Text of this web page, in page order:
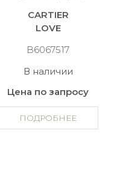
CARTIER
LOVE
B6067517
В наличии
Цена по запросу
ПОДРОБНЕЕ